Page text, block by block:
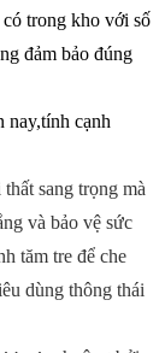
trong kho với số
đảm bảo đúng
nay,tính cạnh
sang trọng mà
và bảo vệ sức
tăm tre để che
dùng thông thái